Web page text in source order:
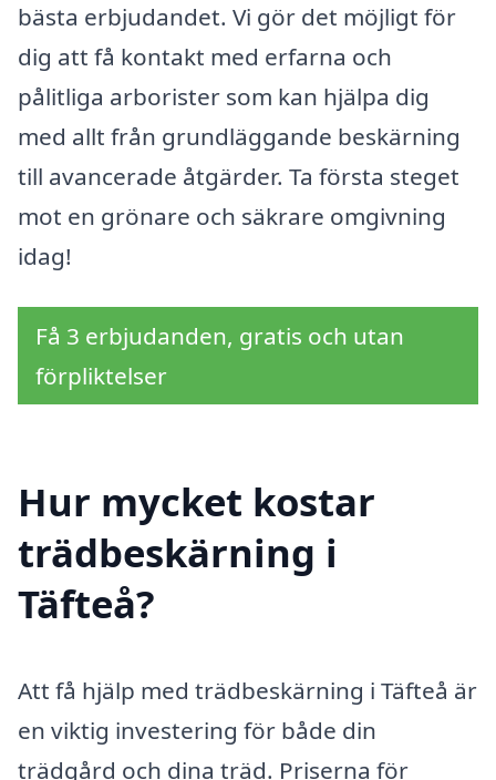
bästa erbjudandet. Vi gör det möjligt för
dig att få kontakt med erfarna och
pålitliga arborister som kan hjälpa dig
med allt från grundläggande beskärning
till avancerade åtgärder. Ta första steget
mot en grönare och säkrare omgivning
idag!
Få 3 erbjudanden, gratis och utan
förpliktelser
Hur mycket kostar
trädbeskärning i
Täfteå?
Att få hjälp med trädbeskärning i Täfteå är
en viktig investering för både din
trädgård och dina träd. Priserna för